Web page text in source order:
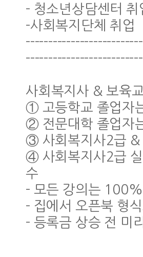
- 청소년상담센터 취
-사회복지단체 취업
사회복지사 & 보육
① 고등학교 졸업자
② 전문대학 졸업자
③ 사회복지사2급 &
④ 사회복지사2급
수
- 모든 강의는
- 집에서 오픈북 형
- 등록금 상승 전 미